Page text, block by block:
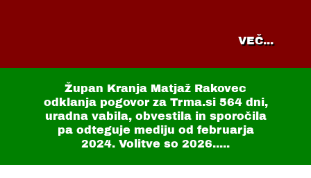
VEČ...
Župan Kranja Matjaž Rakovec
odklanja pogovor za Trma.si 564 dni,
uradna vabila, obvestila in sporočila
pa odteguje mediju od februarja
2024. Volitve so 2026.....